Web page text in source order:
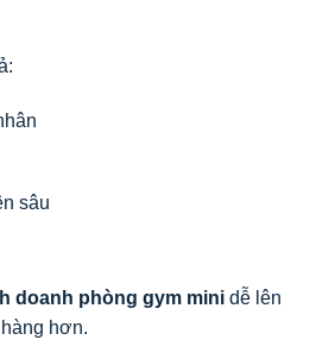
sâu
doanh phòng gym mini dễ lên
hơn.